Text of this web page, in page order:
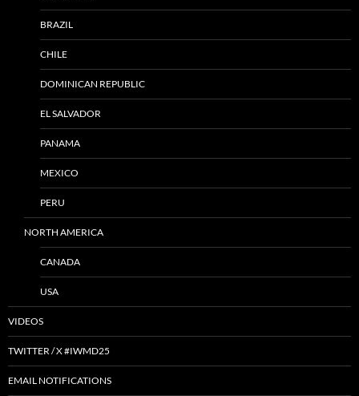
BRAZIL
CHILE
DOMINICAN REPUBLIC
EL SALVADOR
PANAMA
MEXICO
PERU
NORTH AMERICA
CANADA
USA
VIDEOS
TWITTER / X #IWMD25
EMAIL NOTIFICATIONS